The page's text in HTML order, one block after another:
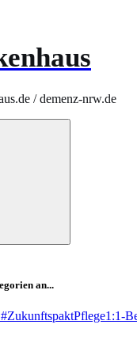
/ demenz-nrw.de
an...
#ZukunftspaktPflege1:1-